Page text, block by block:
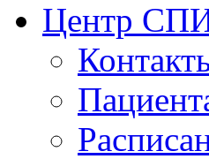
Центр